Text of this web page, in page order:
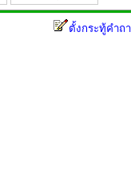
ตั้งกระทู้คำถ